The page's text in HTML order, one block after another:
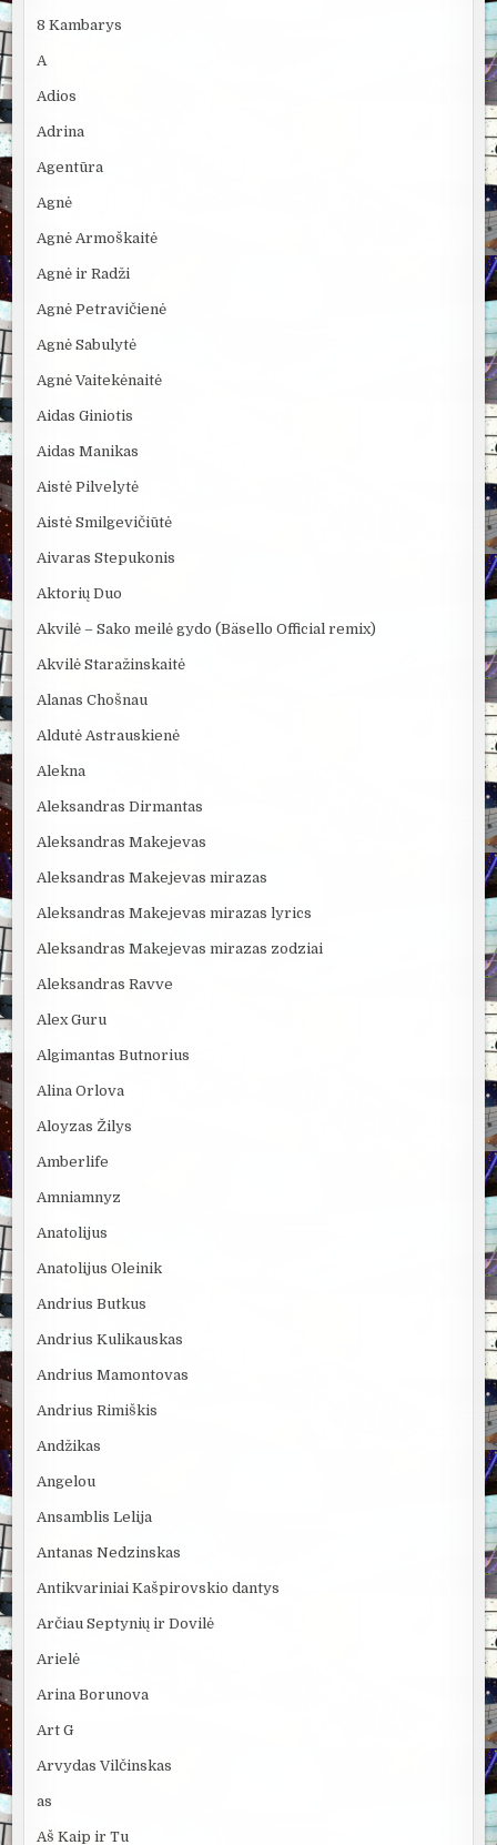
8 Kambarys
A
Adios
Adrina
Agentūra
Agnė
Agnė Armoškaitė
Agnė ir Radži
Agnė Petravičienė
Agnė Sabulytė
Agnė Vaitekėnaitė
Aidas Giniotis
Aidas Manikas
Aistė Pilvelytė
Aistė Smilgevičiūtė
Aivaras Stepukonis
Aktorių Duo
Akvilė – Sako meilė gydo (Bäsello Official remix)
Akvilė Staražinskaitė
Alanas Chošnau
Aldutė Astrauskienė
Alekna
Aleksandras Dirmantas
Aleksandras Makejevas
Aleksandras Makejevas mirazas
Aleksandras Makejevas mirazas lyrics
Aleksandras Makejevas mirazas zodziai
Aleksandras Ravve
Alex Guru
Algimantas Butnorius
Alina Orlova
Aloyzas Žilys
Amberlife
Amniamnyz
Anatolijus
Anatolijus Oleinik
Andrius Butkus
Andrius Kulikauskas
Andrius Mamontovas
Andrius Rimiškis
Andžikas
Angelou
Ansamblis Lelija
Antanas Nedzinskas
Antikvariniai Kašpirovskio dantys
Arčiau Septynių ir Dovilė
Arielė
Arina Borunova
Art G
Arvydas Vilčinskas
as
Aš Kaip ir Tu